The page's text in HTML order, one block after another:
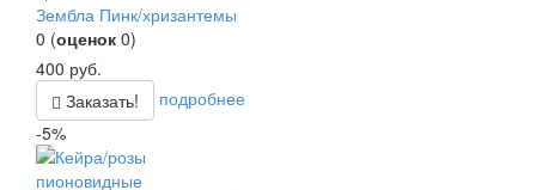
Зембла Пинк/хризантемы
0 (оценок 0)
400 руб.
Заказать!
подробнее
-5%